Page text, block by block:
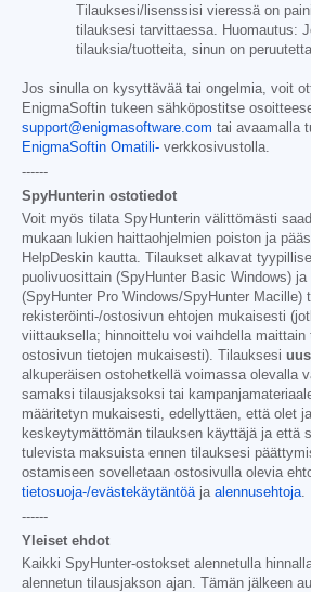
Tilauksesi/lisenssisi vieressä on
tilauksesi tarvittaessa. Huomautus:
tilauksia/tuotteita, sinun on
Jos sinulla on kysyttävää tai ongelmia, voit
EnigmaSoftin tukeen sähköpostitse
support@enigmasoftware.com tai avaamalla
EnigmaSoftin Omatili- verkkosivustolla.
------
SpyHunterin ostotiedot
Voit myös tilata SpyHunterin välittömästi
mukaan lukien haittaohjelmien poiston ja
HelpDeskin kautta. Tilaukset alkavat
puolivuosittain (SpyHunter Basic Windows) ja
(SpyHunter Pro Windows/SpyHunter Macille)
rekisteröinti-/ostosivun ehtojen mukaisesti
viittauksella; hinnoittelu voi vaihdella maittain
ostosivun tietojen mukaisesti). Tilauksesi
alkuperäisen ostohetkellä voimassa olevalla
samaksi tilausjaksoksi tai
määritetyn mukaisesti, edellyttäen, että olet
keskeytymättömän tilauksen käyttäjä ja että
tulevista maksuista ennen tilauksesi
ostamiseen sovelletaan ostosivulla olevia
tietosuoja-/evästekäytäntöä ja alennusehtoja
------
Yleiset ehdot
Kaikki SpyHunter-ostokset alennetulla
alennetun tilausjakson ajan. Tämän jälkeen